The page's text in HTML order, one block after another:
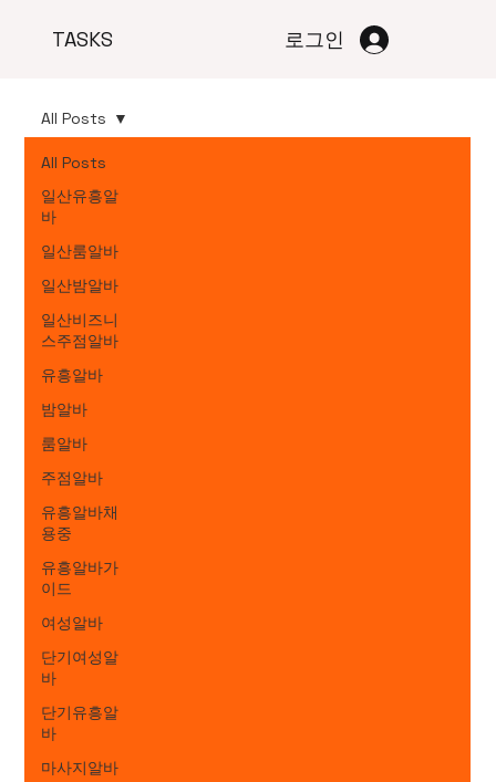
TASKS 로그인
All Posts
일산유흥알
바
일산룸알바
일산밤알바
일산비즈니
스주점알바
유흥알바
밤알바
룸알바
주점알바
유흥알바채
용중
유흥알바가
이드
여성알바
단기여성알
바
단기유흥알
바
마사지알바
All Posts